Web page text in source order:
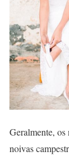
Geralmente, os
noivas